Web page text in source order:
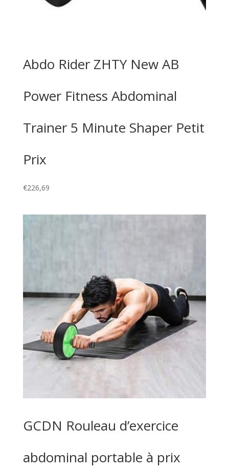
Abdo Rider ZHTY New AB
Power Fitness Abdominal
Trainer 5 Minute Shaper Petit
Prix
€226,69
GCDN Rouleau d’exercice
abdominal portable à prix